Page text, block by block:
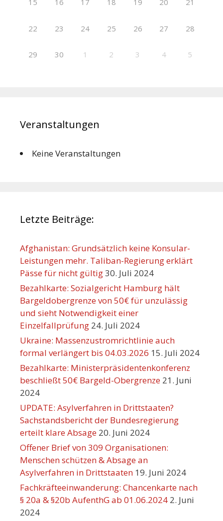
15 16 17 18 19 20 21
22 23 24 25 26 27 28
29 30 1 2 3 4 5
Veranstaltungen
Keine Veranstaltungen
Letzte Beiträge:
Afghanistan: Grundsätzlich keine Konsular-
Leistungen mehr. Taliban-Regierung erklärt
Pässe für nicht gültig30. Juli 2024
Bezahlkarte: Sozialgericht Hamburg hält
Bargeldobergrenze von 50€ für unzulässig
und sieht Notwendigkeit einer
Einzelfallprüfung 24. Juli 2024
Ukraine: Massenzustromrichtlinie auch
formal verlängert bis 04.03.2026 15. Juli 2024
Bezahlkarte: Ministerpräsidentenkonferenz
beschließt 50€ Bargeld-Obergrenze 21. Juni
2024
UPDATE: Asylverfahren in Drittstaaten?
Sachstandsbericht der Bundesregierung
erteilt klare Absage 20. Juni 2024
Offener Brief von 309 Organisationen:
Menschen schützen & Absage an
Asylverfahren in Drittstaaten 19. Juni 2024
Fachkräfteeinwanderung: Chancenkarte nach
§ 20a & §20b AufenthG ab 01.06.2024 2. Juni
2024